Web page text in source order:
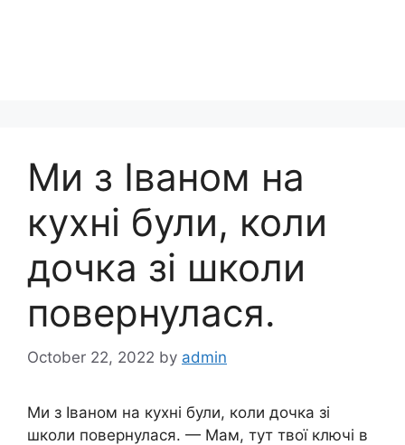
Ми з Іваном на
кухні були, коли
дочка зі школи
повернулася.
October 22, 2022 by admin
Ми з Іваном на кухні були, коли дочка зі
школи повернулася. — Мам, тут твої ключі в